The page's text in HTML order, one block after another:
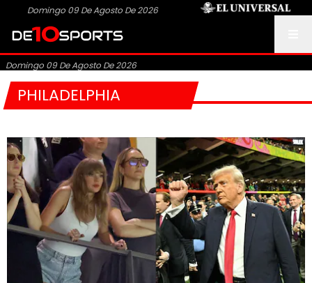
Domingo 09 De Agosto De 2026
Domingo 09 De Agosto De 2026
PHILADELPHIA